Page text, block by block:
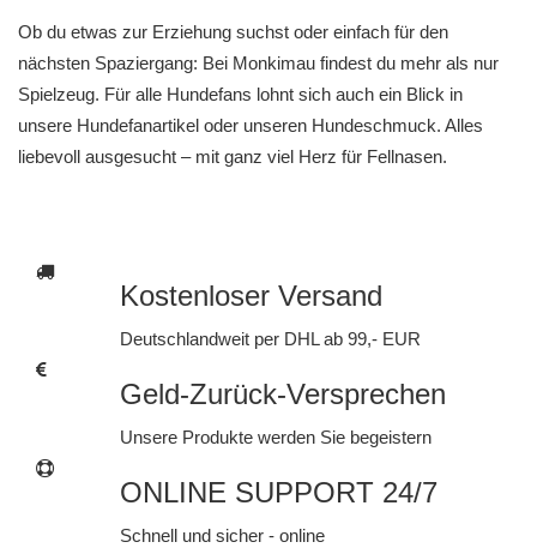
Ob du etwas zur Erziehung suchst oder einfach für den
nächsten Spaziergang: Bei Monkimau findest du mehr als nur
Spielzeug. Für alle Hundefans lohnt sich auch ein Blick in
unsere Hundefanartikel oder unseren Hundeschmuck. Alles
liebevoll ausgesucht – mit ganz viel Herz für Fellnasen.
Kostenloser Versand
Deutschlandweit per DHL ab 99,- EUR
Geld-Zurück-Versprechen
Unsere Produkte werden Sie begeistern
ONLINE SUPPORT 24/7
Schnell und sicher - online